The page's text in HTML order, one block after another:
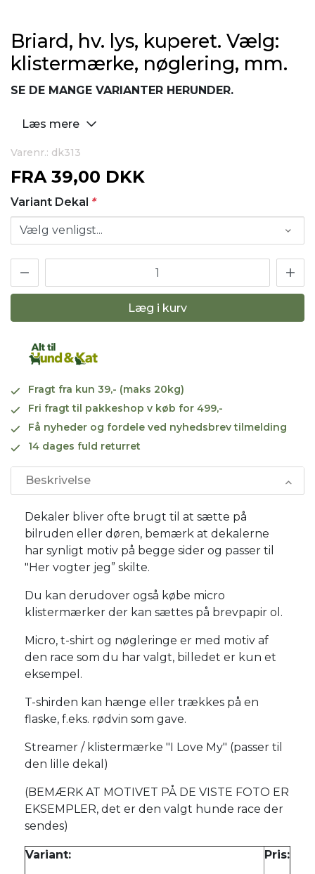
Briard, hv. lys, kuperet. Vælg:
klistermærke, nøglering, mm.
SE DE MANGE VARIANTER HERUNDER.
Læs mere
Varenr.: dk313
FRA 39,00 DKK
Variant Dekal *
Læg i kurv
Fragt fra kun 39,- (maks 20kg)
Fri fragt til pakkeshop v køb for 499,-
Få nyheder og fordele ved nyhedsbrev tilmelding
14 dages fuld returret
Beskrivelse
Dekaler bliver ofte brugt til at sætte på
bilruden eller døren, bemærk at dekalerne
har synligt motiv på begge sider og passer til
"Her vogter jeg” skilte.
Du kan derudover også købe micro
klistermærker der kan sættes på brevpapir ol.
Micro, t-shirt og nøgleringe er med motiv af
den race som du har valgt, billedet er kun et
eksempel.
T-shirden kan hænge eller trækkes på en
flaske, f.eks. rødvin som gave.
Streamer / klistermærke "I Love My" (passer til
den lille dekal)
(BEMÆRK AT MOTIVET PÅ DE VISTE FOTO ER
EKSEMPLER, det er den valgt hunde race der
sendes)
Variant: Pris: